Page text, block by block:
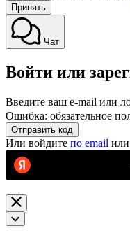
Принять
Чат
Войти или
Введите ваш e-mail или
Ошибка: обязательное
Отправить код
Или войдите по email или